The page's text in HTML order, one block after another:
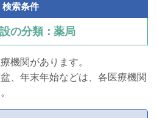
検索条件
の分類 薬局
機関があります。
、年末年始などは、各医療機関